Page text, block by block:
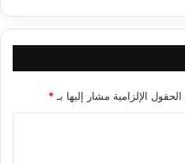
الحقول الإلزامية مشار إليها بـ *